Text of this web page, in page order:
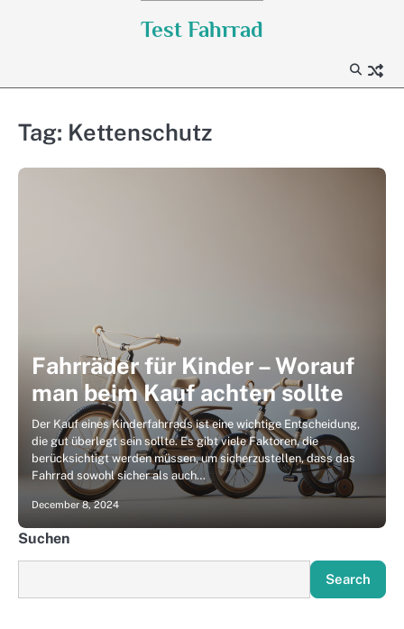
Test Fahrrad
Tag: Kettenschutz
Fahrräder für Kinder – Worauf
man beim Kauf achten sollte
Der Kauf eines Kinderfahrrads ist eine wichtige Entscheidung,
die gut überlegt sein sollte. Es gibt viele Faktoren, die
berücksichtigt werden müssen, um sicherzustellen, dass das
Fahrrad sowohl sicher als auch…
December 8, 2024
Suchen
Search